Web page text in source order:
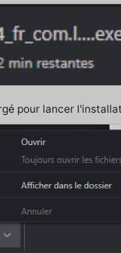
pour lancer